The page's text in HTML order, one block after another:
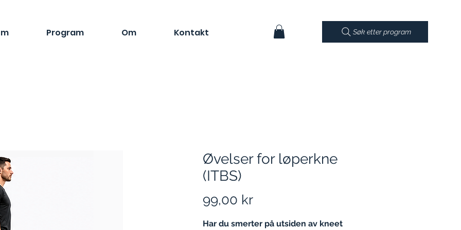
Program Om Kontakt Søk etter program
Øvelser for løperkne
(ITBS)
99,00 krPris
Har du smerter på utsiden av kneet